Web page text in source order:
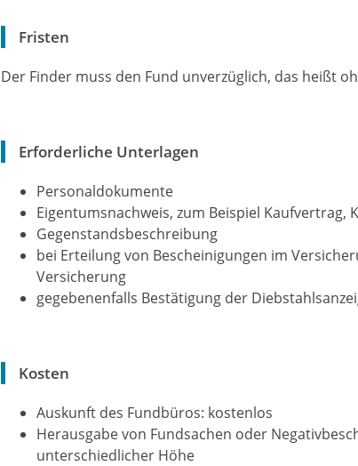
Fristen
Der Finder muss den Fund unverzüglich, das heißt
Erforderliche Unterlagen
Personaldokumente
Eigentumsnachweis, zum Beispiel Kaufvertrag,
Gegenstandsbeschreibung
bei Erteilung von Bescheinigungen im
Versicherung
gegebenenfalls Bestätigung der
Kosten
Auskunft des Fundbüros: kostenlos
Herausgabe von Fundsachen oder
unterschiedlicher Höhe